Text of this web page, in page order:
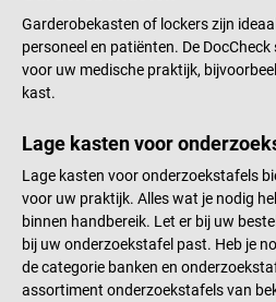
voorgemonteerd en gratis tot de
stoep. Gelieve bij het bestellen in
het opmerkingenveld een
telefoonnummer in te vullen
levering. De afgebeelde bank is
niet bij de levering inbegrepen.
Garderobekasten of lockers zijn
personeel en patiënten. De
voor uw medische praktijk,
kast.
Lage kasten voor
Lage kasten voor onderzoekstafels
voor uw praktijk. Alles wat je nodig
binnen handbereik. Let er bij uw
bij uw onderzoekstafel past. Heb je
de categorie banken en
assortiment onderzoekstafels van